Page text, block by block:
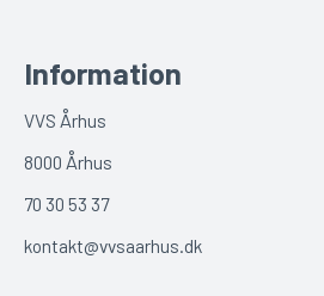
Information
VVS Århus
8000 Århus
70 30 53 37
kontakt@vvsaarhus.dk